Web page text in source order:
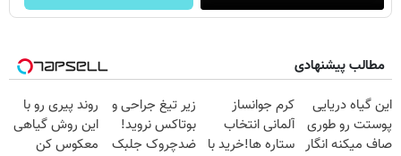
مطالب پیشنهادی
این گیاه دریایی
پوستت رو طوری
صاف میکنه انگار
کرم جوانساز
آلمانی انتخاب
ستاره ها!خرید با
زیر تیغ جراحی و
بوتاکس نروید!
ضدچروک جلبک
روند پیری رو با
این روش گیاهی
معکوس کن